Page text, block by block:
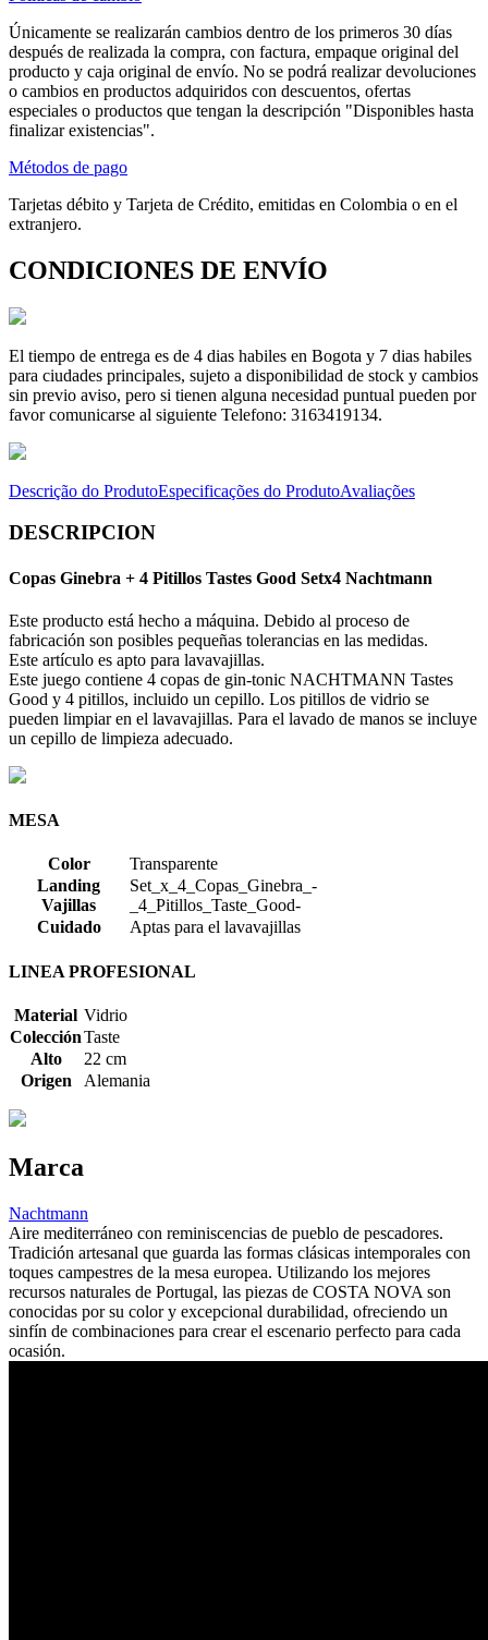
Únicamente se realizarán cambios dentro de los primeros 30 días
después de realizada la compra, con factura, empaque original del
producto y caja original de envío. No se podrá realizar devoluciones
o cambios en productos adquiridos con descuentos, ofertas
especiales o productos que tengan la descripción "Disponibles hasta
finalizar existencias".
Métodos de pago
Tarjetas débito y Tarjeta de Crédito, emitidas en Colombia o en el
extranjero.
CONDICIONES DE ENVÍO
El tiempo de entrega es de 4 dias habiles en Bogota y 7 dias habiles
para ciudades principales, sujeto a disponibilidad de stock y cambios
sin previo aviso, pero si tienen alguna necesidad puntual pueden por
favor comunicarse al siguiente Telefono: 3163419134.
Descrição do ProdutoEspecificações do ProdutoAvaliações
DESCRIPCION
Copas Ginebra + 4 Pitillos Tastes Good Setx4 Nachtmann
Este producto está hecho a máquina. Debido al proceso de
fabricación son posibles pequeñas tolerancias en las medidas.
Este artículo es apto para lavavajillas.
Este juego contiene 4 copas de gin-tonic NACHTMANN Tastes
Good y 4 pitillos, incluido un cepillo. Los pitillos de vidrio se
pueden limpiar en el lavavajillas. Para el lavado de manos se incluye
un cepillo de limpieza adecuado.
MESA
Color
Transparente
Landing
Vajillas
Set_x_4_Copas_Ginebra_-
_4_Pitillos_Taste_Good-
Cuidado
Aptas para el lavavajillas
LINEA PROFESIONAL
Material Vidrio
ColecciónTaste
Alto
22 cm
Origen
Alemania
Marca
Nachtmann
Aire mediterráneo con reminiscencias de pueblo de pescadores.
Tradición artesanal que guarda las formas clásicas intemporales con
toques campestres de la mesa europea. Utilizando los mejores
recursos naturales de Portugal, las piezas de COSTA NOVA son
conocidas por su color y excepcional durabilidad, ofreciendo un
sinfín de combinaciones para crear el escenario perfecto para cada
ocasión.